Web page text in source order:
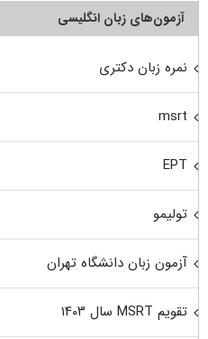
آزمون‌های زبان انگلیسی
نمره زبان دکتری
msrt
EPT
تولیمو
آزمون زبان دانشگاه تهران
تقویم MSRT سال ۱۴۰۳